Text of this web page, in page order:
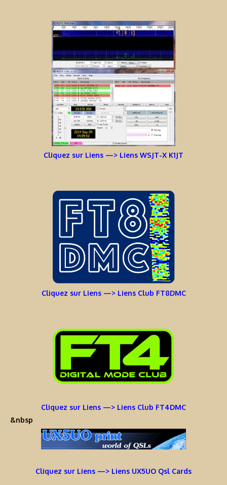
Cliquez sur Liens —> Liens WSJT-X K1JT
Cliquez sur Liens —> Liens Club FT8DMC
Cliquez sur Liens —> Liens Club FT4DMC
&nbsp
Cliquez sur Liens —> Liens UX5UO Qsl Cards